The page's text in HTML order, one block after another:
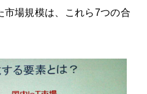
市場規模は、これら7つの合